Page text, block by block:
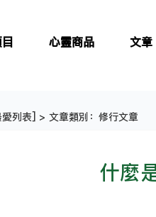
心靈商品 文章
列表] > 文章類別：修行文章
什麼